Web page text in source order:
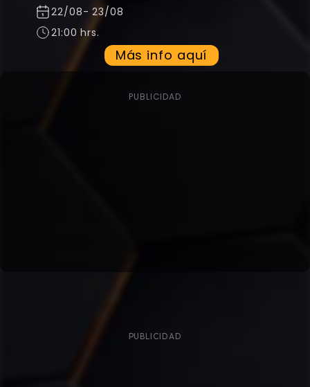
22/08-23/08
21:00 hrs.
Más info aquí
PUBLICIDAD
PUBLICIDAD